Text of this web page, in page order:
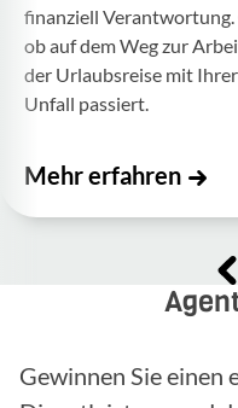
finan­ziell Verant­wor­tung.
ob auf dem Weg zur
der Urlaubs­reise mit
Unfall passiert.
Mehr erfahren
Gewinnen Sie einen